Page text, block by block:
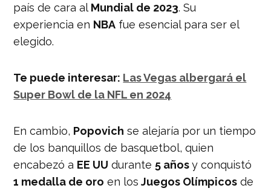
país de cara al Mundial de 2023. Su
experiencia en NBA fue esencial para ser el
elegido.
Te puede interesar: Las Vegas albergará el
Super Bowl de la NFL en 2024
En cambio, Popovich se alejaría por un tiempo
de los banquillos de basquetbol, quien
encabezó a EE UU durante 5 añosy conquistó
1 medalla de oro en los Juegos Olímpicos de